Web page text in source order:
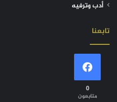
أدب وترفيه
تابعنا
0
متابعون